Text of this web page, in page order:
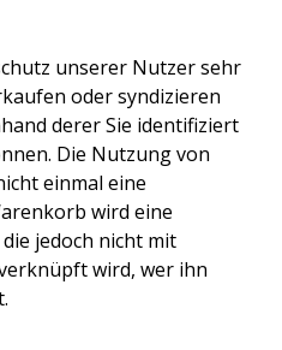
unserer Nutzer sehr
oder syndizieren
derer Sie identifiziert
Die Nutzung von
einmal eine
wird eine
jedoch nicht mit
wird, wer ihn